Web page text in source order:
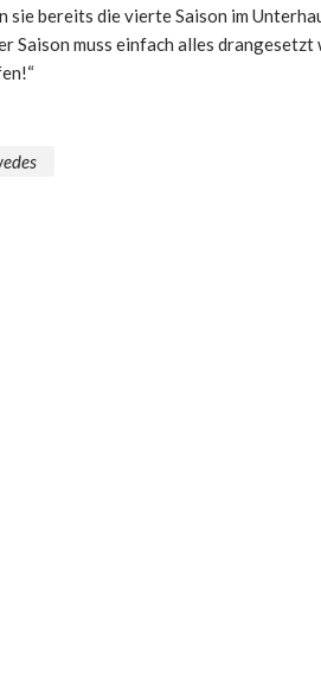
bereits die vierte Saison im
Saison muss einfach alles